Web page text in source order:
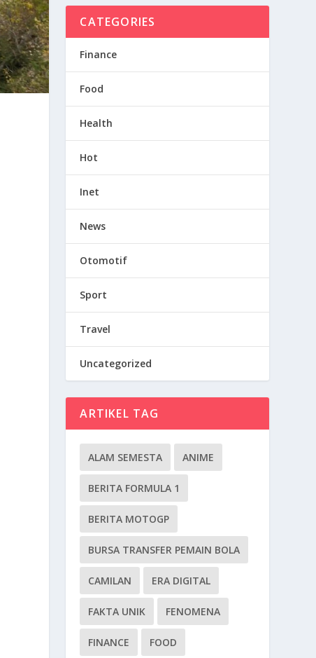
CATEGORIES
Finance
Food
Health
Hot
Inet
News
Otomotif
Sport
Travel
Uncategorized
ARTIKEL TAG
ALAM SEMESTA ANIME
BERITA FORMULA 1
BERITA MOTOGP
BURSA TRANSFER PEMAIN BOLA
CAMILAN ERA DIGITAL
FAKTA UNIK FENOMENA
FINANCE FOOD